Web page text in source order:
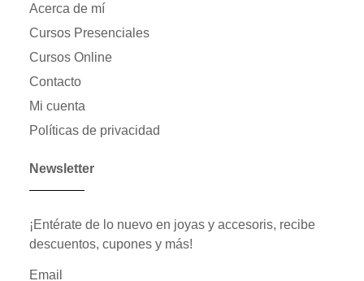
Acerca de mí
Cursos Presenciales
Cursos Online
Contacto
Mi cuenta
Políticas de privacidad
Newsletter
¡Entérate de lo nuevo en joyas y accesoris, recibe
descuentos, cupones y más!
Email